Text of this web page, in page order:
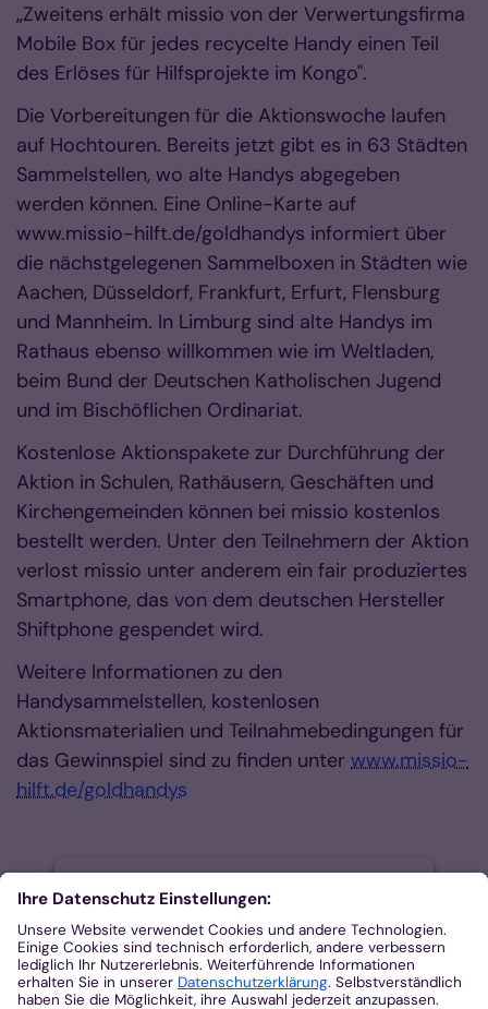
„Zweitens erhält missio von der Verwertungsfirma
Mobile Box für jedes recycelte Handy einen Teil
des Erlöses für Hilfsprojekte im Kongo".
Die Vorbereitungen für die Aktionswoche laufen
auf Hochtouren. Bereits jetzt gibt es in 63 Städten
Sammelstellen, wo alte Handys abgegeben
werden können. Eine Online-Karte auf
www.missio-hilft.de/goldhandys informiert über
die nächstgelegenen Sammelboxen in Städten wie
Aachen, Düsseldorf, Frankfurt, Erfurt, Flensburg
und Mannheim. In Limburg sind alte Handys im
Rathaus ebenso willkommen wie im Weltladen,
beim Bund der Deutschen Katholischen Jugend
und im Bischöflichen Ordinariat.
Kostenlose Aktionspakete zur Durchführung der
Aktion in Schulen, Rathäusern, Geschäften und
Kirchengemeinden können bei missio kostenlos
bestellt werden. Unter den Teilnehmern der Aktion
verlost missio unter anderem ein fair produziertes
Smartphone, das von dem deutschen Hersteller
Shiftphone gespendet wird.
Weitere Informationen zu den
Handysammelstellen, kostenlosen
Aktionsmaterialien und Teilnahmebedingungen für
das Gewinnspiel sind zu finden unter www.missio-
hilft.de/goldhandys
Wir benötigen Ihre Zustimmung,
um den Dienst Google Maps zu
laden!
Wir verwenden Google Maps, um Inhalte